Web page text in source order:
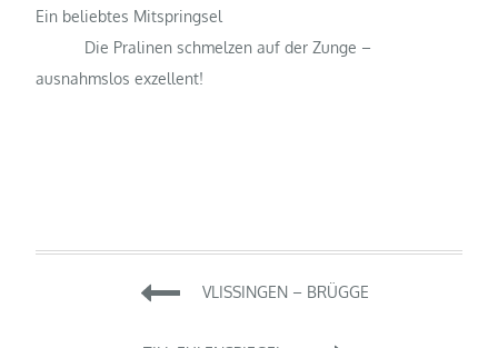
Ein beliebtes Mitspringsel
Die Pralinen schmelzen auf der Zunge –
ausnahmslos exzellent!
Beitragsnavigation
VLISSINGEN – BRÜGGE